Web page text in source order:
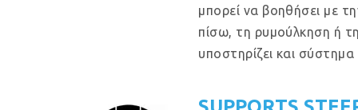
μπορεί να βοηθήσει με
πίσω, τη ρυμούλκηση ή
υποστηρίζει και